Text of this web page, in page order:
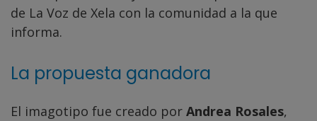
de La Voz de Xela con la comunidad a la que
informa.
La propuesta ganadora
El imagotipo fue creado por Andrea Rosales,